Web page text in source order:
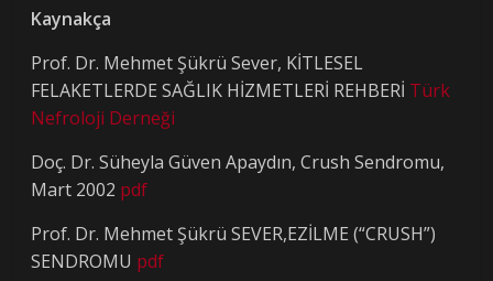
Kaynakça
Prof. Dr. Mehmet Şükrü Sever, KİTLESEL
FELAKETLERDE SAĞLIK HİZMETLERİ REHBERİ Türk
Nefroloji Derneği
Doç. Dr. Süheyla Güven Apaydın, Crush Sendromu,
Mart 2002 pdf
Prof. Dr. Mehmet Şükrü SEVER,EZİLME (“CRUSH”)
SENDROMU pdf